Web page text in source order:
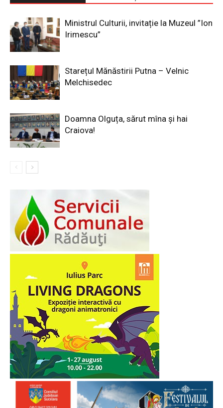
Ministrul Culturii, invitație la Muzeul ”Ion
Irimescu”
Starețul Mănăstirii Putna – Velnic
Melchisedec
Doamna Olguța, sărut mîna și hai
Craiova!